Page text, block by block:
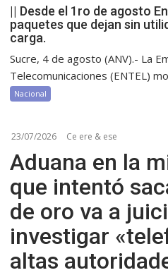
|| Desde el 1ro de agosto
paquetes que dejan sin
carga.
Sucre, 4 de agosto (ANV).- La
Telecomunicaciones (ENTEL)
Nacional
23/07/2026 Ce ere & ese
Aduana en la
que intentó
de oro va a
investigar
altas